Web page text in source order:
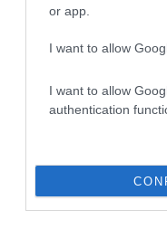
or app.
I want to allow
I want to allow
authentication
regisztrálj